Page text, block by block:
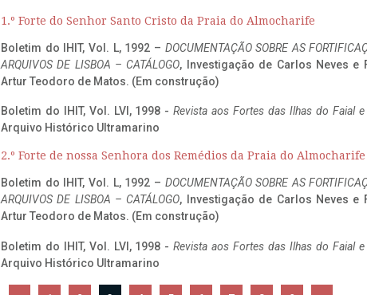
1.º Forte do Senhor Santo Cristo da Praia do Almocharife
Boletim do IHIT, Vol. L, 1992 – DOCUMENTAÇÃO SOBRE AS
ARQUIVOS DE LISBOA – CATÁLOGO, Investigação de Carlos Neves e
Artur Teodoro de Matos. (Em construção)
Boletim do IHIT, Vol. LVI, 1998 -Revista aos Fortes das Ilhas do Faial
Arquivo Histórico Ultramarino
2.º Forte de nossa Senhora dos Remédios da Praia do Almocharife
Boletim do IHIT, Vol. L, 1992 – DOCUMENTAÇÃO SOBRE AS
ARQUIVOS DE LISBOA – CATÁLOGO, Investigação de Carlos Neves e
Artur Teodoro de Matos. (Em construção)
Boletim do IHIT, Vol. LVI, 1998 -Revista aos Fortes das Ilhas do Faial
Arquivo Histórico Ultramarino